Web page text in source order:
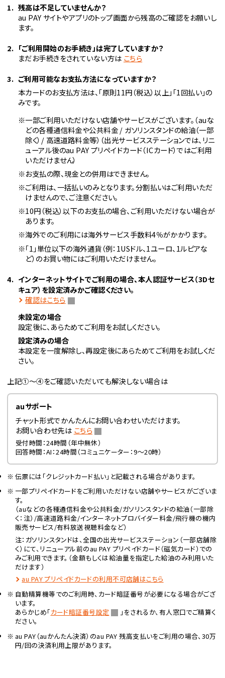
残高は不足していませんか？
au PAY サイトやアプリのトップ画面から残高のご確認をお願いし
ます。
「ご利用開始のお手続き」は完了していますか？
まだお手続きをされていない方は こちら
ご利用可能なお支払方法になっていますか？
本カードのお支払方法は、「原則11円（税込）以上」「1回払い」の
みです。
※一部ご利用いただけない店舗やサービスがございます。（auな
どの各種通信料金や公共料金 / ガソリンスタンドの給油（一部
除く）/ 高速道路料金等）（出光サービスステーションでは、リニ
ューアル後のau PAY プリペイドカード（ICカード）ではご利用
いただけません）
※お支払の際、現金との併用はできません。
※ご利用は、一括払いのみとなります。分割払いはご利用いただ
けませんので、ご注意ください。
※10円（税込）以下のお支払の場合、ご利用いただけない場合が
あります。
※海外でのご利用には海外サービス手数料4％がかかります。
※「1」単位以下の海外通貨（例：1USドル、1ユーロ、1ルピアな
ど）のお買い物にはご利用いただけません。
インターネットサイトでご利用の場合、本人認証サービス（3Dセ
キュア）を設定済みかご確認ください。
確認はこちら
未設定の場合
設定後に、あらためてご利用をお試しください。
設定済みの場合
本設定を一度解除し、再設定後にあらためてご利用をお試しくだ
さい。
上記①～④をご確認いただいても解決しない場合は
auサポート
チャット形式でかんたんにお問い合わせいただけます。
お問い合わせ先は こちら
受付時間：24時間（年中無休）
回答時間：AI：24時間（コミュニケーター：9〜20時）
伝票には「クレジットカード払い」と記載される場合があります。
一部プリペイドカードをご利用いただけない店舗やサービスがございま
す。
（auなどの各種通信料金や公共料金/ガソリンスタンドの給油（一部除
く：注）/高速道路料金/インターネットプロバイダー料金/飛行機の機内
販売サービス/有料放送視聴料金など）
注：ガソリンスタンドは、全国の出光サービスステーション（一部店舗除
く）にて、リニューアル前のau PAY プリペイドカード（磁気カード）での
みご利用できます。（金額もしくは給油量を指定した給油のみ利用いた
だけます）
au PAY プリペイドカードの利用不可店舗はこちら
自動精算機等でのご利用時、カード暗証番号が必要になる場合がござ
います。
あらかじめ「カード暗証番号設定
」をされるか、有人窓口でご精算く
ださい。
au PAY（auかんたん決済）のau PAY 残高支払いをご利用の場合、30万
円/回の決済利用上限があります。